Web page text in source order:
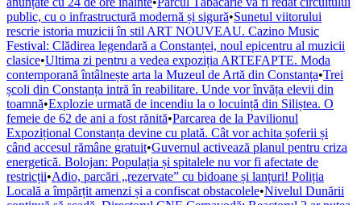
public, cu o infrastructură modernă și sigură•Sunetul viitorului
rescrie istoria muzicii în stil ART NOUVEAU. Cazino Music
Festival: Clădirea legendară a Constanței, noul epicentru al muzicii
clasice•Ultima zi pentru a vedea expoziția ARTEFAPTE. Moda
contemporană întâlnește arta la Muzeul de Artă din Constanța•Trei
școli din Constanța intră în reabilitare. Unde vor învăța elevii din
toamnă•Explozie urmată de incendiu la o locuință din Siliștea. O
femeie de 62 de ani a fost rănită•Parcarea de la Pavilionul
Expozițional Constanța devine cu plată. Cât vor achita șoferii și
când accesul rămâne gratuit•Guvernul activează planul pentru criza
energetică. Bolojan: Populația și spitalele nu vor fi afectate de
restricții•Adio, parcări „rezervate” cu bidoane și lanțuri! Poliția
Locală a împărțit amenzi și a confiscat obstacolele•Nivelul Dunării